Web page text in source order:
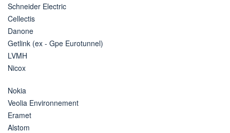
Schneider Electric
Cellectis
Danone
Getlink (ex - Gpe Eurotunnel)
LVMH
Nicox
Nokia
Veolia Environnement
Eramet
Alstom